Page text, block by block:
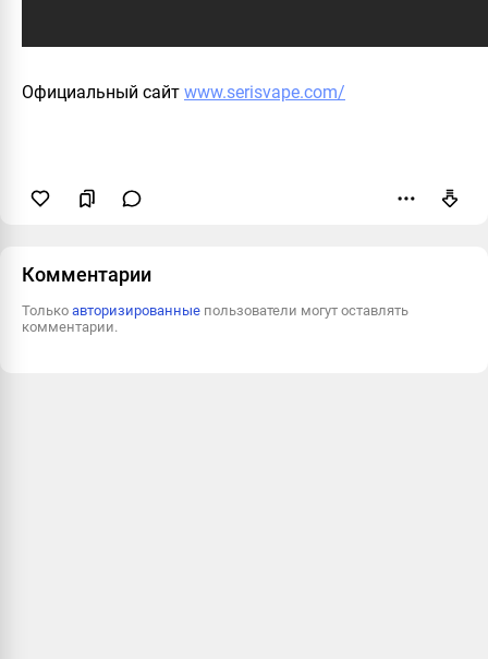
Официальный сайт www.serisvape.com/
Комментарии
Только авторизированные пользователи могут оставлять
комментарии.